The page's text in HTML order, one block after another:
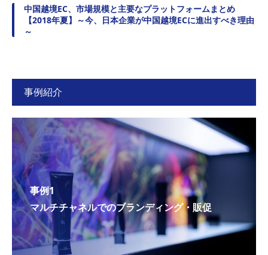
中国越境EC、市場規模と主要なプラットフォームまとめ
【2018年夏】～今、日本企業が中国越境ECに進出すべき理由
～
事例紹介
事例1
マルチチャネルでのブランディング・販促